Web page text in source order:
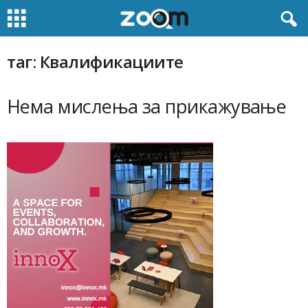
таг: Квалификациите
Нема мислења за прикажување